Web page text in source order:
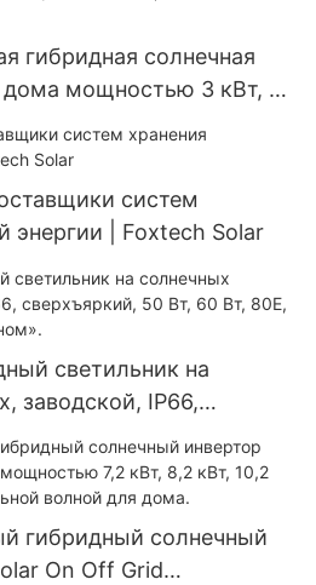
гибридная солнечная
дома мощностью 3 кВт, 5
энергии.
систем
энергии | Foxtech Solar
светильник на
заводской, IP66,
Вт, 80E, 100 Вт, 120 Вт,
гибридный солнечный
On Off Grid